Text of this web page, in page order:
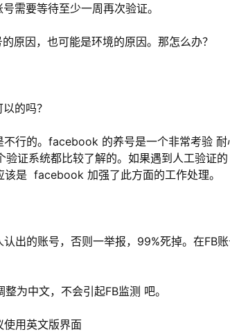
需要等待至少一周再次验证。
原因，也可能是环境的原因。那怎么办？
的吗？
行的。facebook 的养号是一个非常考验 耐
证系统都比较了解的。如果遇到人工验证
是 facebook 加强了此方面的工作处理。
出的账号，否则一举报，99%死掉。在FB
为中文，不会引起FB监测 吧。
使用英文版界面